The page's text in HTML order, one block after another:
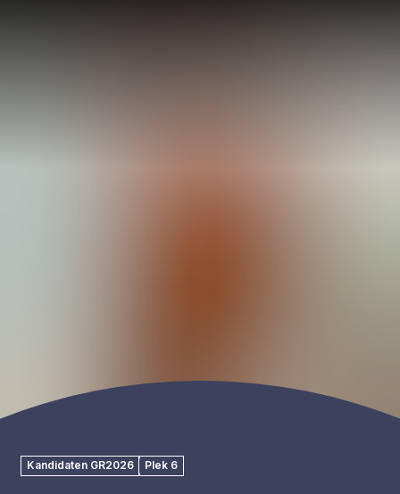
Kandidaten GR2026 Plek 6